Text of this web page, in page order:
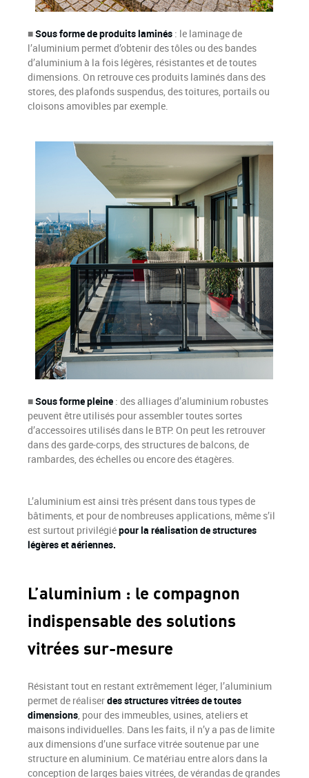
■Sous forme de produits laminés : le laminage de
l’aluminium permet d’obtenir des tôles ou des bandes
d’aluminium à la fois légères, résistantes et de toutes
dimensions. On retrouve ces produits laminés dans des
stores, des plafonds suspendus, des toitures, portails ou
cloisons amovibles par exemple.
■Sous forme pleine : des alliages d’aluminium robustes
peuvent être utilisés pour assembler toutes sortes
d’accessoires utilisés dans le BTP. On peut les retrouver
dans des garde-corps, des structures de balcons, de
rambardes, des échelles ou encore des étagères.
L’aluminium est ainsi très présent dans tous types de
bâtiments, et pour de nombreuses applications, même s’il
est surtout privilégiépour la réalisation de structures
légères et aériennes.
L’aluminium : le compagnon
indispensable des solutions
vitrées sur-mesure
Résistant tout en restant extrêmement léger, l’aluminium
permet de réaliserdes structures vitrées de toutes
dimensions , pour des immeubles, usines, ateliers et
maisons individuelles. Dans les faits, il n’y a pas de limite
aux dimensions d’une surface vitrée soutenue par une
structure en aluminium. Ce matériau entre alors dans la
conception de larges baies vitrées, de vérandas de grandes